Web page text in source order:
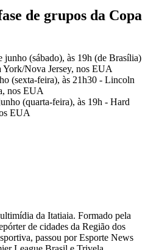
de grupos da Copa
(sábado), às 19h (de Brasília)
Nova Jersey, nos EUA
(sexta-feira), às 21h30 - Lincoln
nos EUA
(quarta-feira), às 19h - Hard
EUA
da Itatiaia. Formado pela
de cidades da Região dos
passou por Esporte News